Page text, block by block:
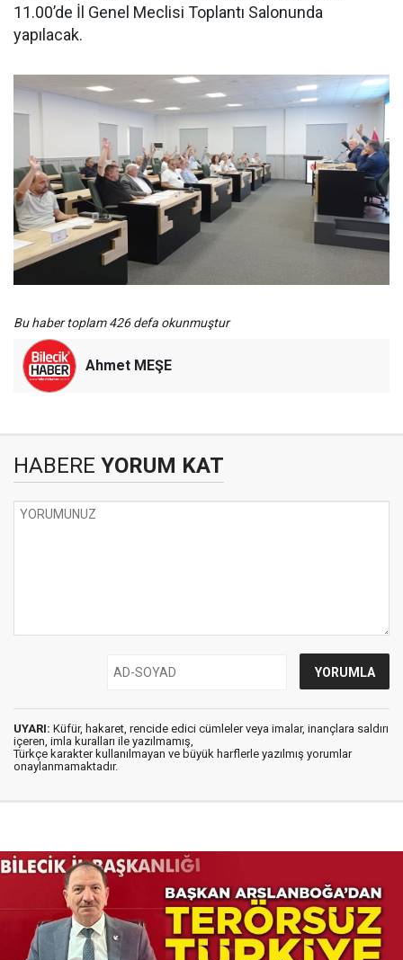
11.00’de İl Genel Meclisi Toplantı Salonunda
yapılacak.
Bu haber toplam 426 defa okunmuştur
Ahmet MEŞE
HABERE YORUM KAT
UYARI: Küfür, hakaret, rencide edici cümleler veya imalar, inançlara saldırı
içeren, imla kuralları ile yazılmamış,
Türkçe karakter kullanılmayan ve büyük harflerle yazılmış yorumlar
onaylanmamaktadır.